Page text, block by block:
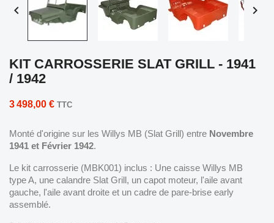
 
KIT CARROSSERIE SLAT GRILL - 1941
/ 1942
3 498,00 € TTC
Monté d'origine sur les Willys MB (Slat Grill) entre Novembre
1941 et Février 1942.
Le kit carrosserie (MBK001) inclus : Une caisse Willys MB
type A, une calandre Slat Grill, un capot moteur, l'aile avant
gauche, l'aile avant droite et un cadre de pare-brise early
assemblé.